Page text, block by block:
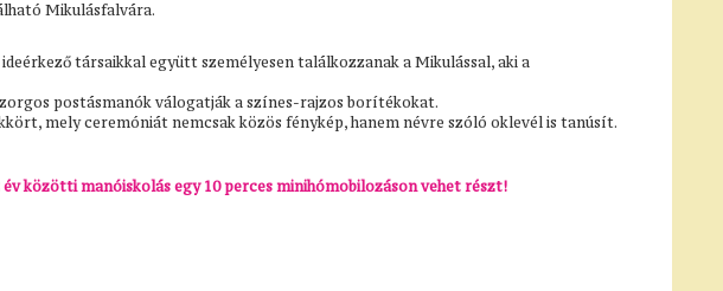
Mikulásfalvára.
társaikkal együtt személyesen találkozzanak a Mikulással, aki a
postásmanók válogatják a színes-rajzos borítékokat.
mely ceremóniát nemcsak közös fénykép, hanem névre szóló oklevél is tanúsít.
közötti manóiskolás egy 10 perces minihómobilozáson vehet részt!